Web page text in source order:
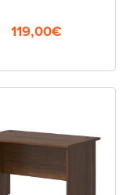
119,00€